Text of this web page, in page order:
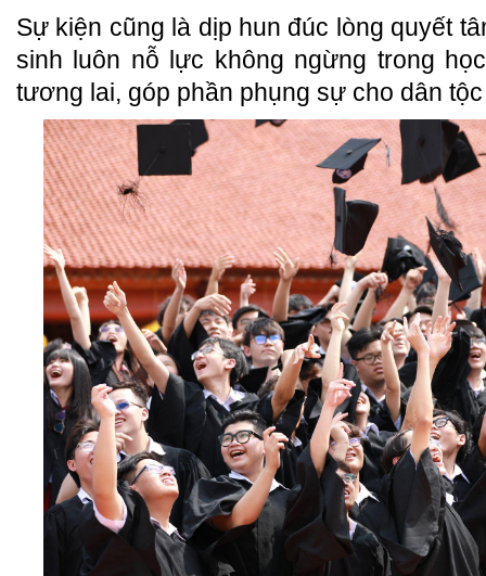
Sự kiện cũng là dịp hun đúc lòng quyết
sinh luôn nỗ lực không ngừng trong
tương lai, góp phần phụng sự cho dân